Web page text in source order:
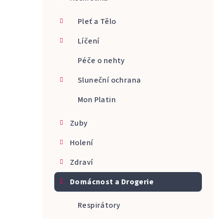
Pleť a Tělo
Líčení
Péče o nehty
Sluneční ochrana
Mon Platin
Zuby
Holení
Zdraví
Domácnost a Drogerie
Respirátory